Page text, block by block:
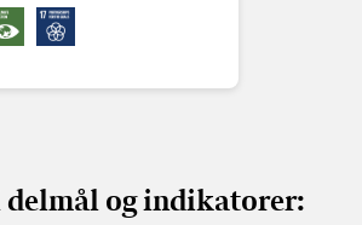
delmål og indikatorer: